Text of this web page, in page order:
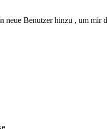
Benutzer hinzu , um